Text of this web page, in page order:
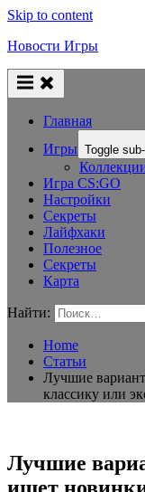
Skip to content
Новости Игры
Главная
Игры Toggle
Игра CS:GO
Настройки
Секреты
Лайфхаки
Полезное
Секреты
Карта
Найти:
Home
Статьи
Лучшие
классику или
Лучшие